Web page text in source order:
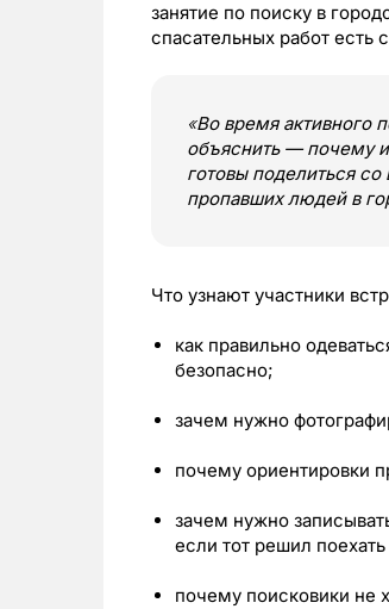
занятие по поиску в
спасательных работ есть
«Во время активного
объяснить — почему
готовы поделиться
пропавших людей в
Что узнают участники
как правильно
безопасно;
зачем нужно
почему ориентировки
зачем нужно
если тот решил
почему поисковики не